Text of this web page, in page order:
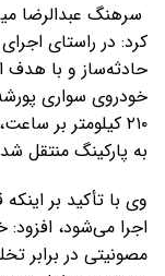
سرهنگ عبدالرضا
کرد: در راستای
حادثه‌ساز و با هدف
خودروی سواری
۲۱۰ کیلومتر بر
به پارکینگ منتقل
وی با تأکید بر
اجرا می‌شود،
مصونیتی در برابر